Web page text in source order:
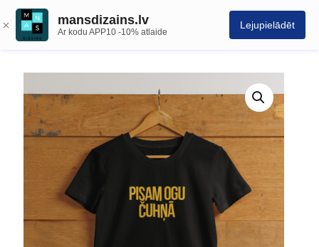
mansdizains.lv
Ar kodu APP10 -10% atlaide
Lejupielādēt